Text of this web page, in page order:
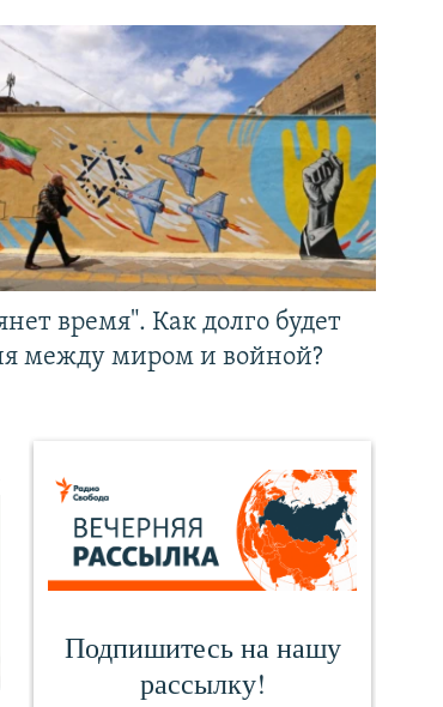
время". Как долго будет
между миром и войной?